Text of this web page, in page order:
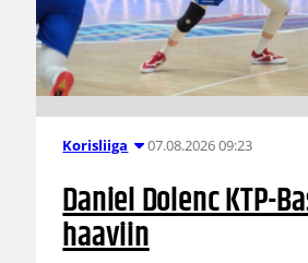
Korisliiga 07.08.2026 09:23
Daniel Dolenc KTP-
haaviin